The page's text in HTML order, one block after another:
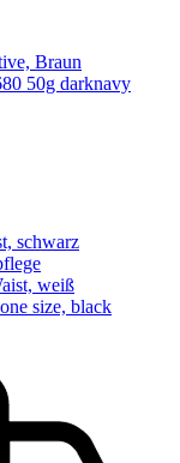
Braun
50g darknavy
schwarz
weiß
size, black